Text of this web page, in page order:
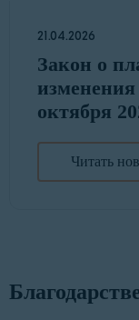
21.04.2026
Закон о
изменения
октября
Читать